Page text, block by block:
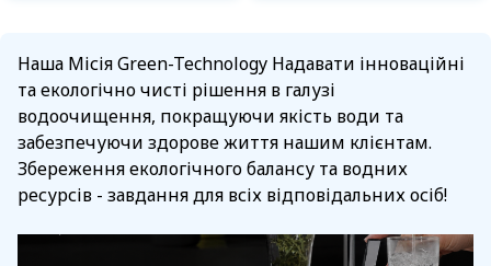
Наша Місія Green-Technology Надавати інноваційні
та екологічно чисті рішення в галузі
водоочищення, покращуючи якість води та
забезпечуючи здорове життя нашим клієнтам.
Збереження екологічного балансу та водних
ресурсів - завдання для всіх відповідальних осіб!